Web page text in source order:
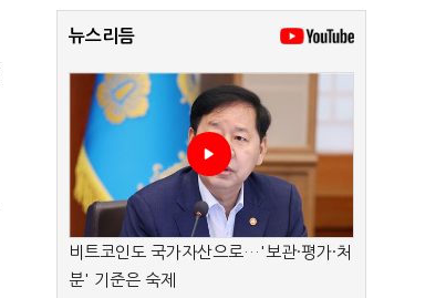
뉴스리듬
비트코인도 국가자산으로…'보관·평가·처
분' 기준은 숙제